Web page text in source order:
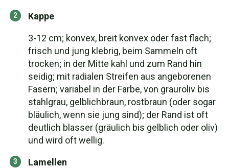
Kappe
3-12 cm; konvex, breit konvex oder fast flach;
frisch und jung klebrig, beim Sammeln oft
trocken; in der Mitte kahl und zum Rand hin
seidig; mit radialen Streifen aus angeborenen
Fasern; variabel in der Farbe, von grauroliv bis
stahlgrau, gelblichbraun, rostbraun (oder sogar
bläulich, wenn sie jung sind); der Rand ist oft
deutlich blasser (gräulich bis gelblich oder oliv)
und wird oft wellig.
Lamellen